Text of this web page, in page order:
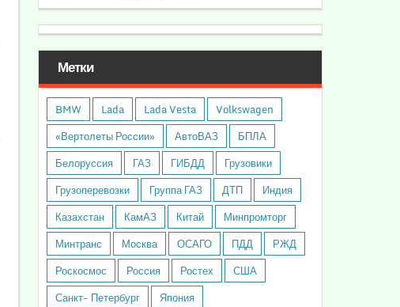
Метки
BMW Lada Lada Vesta
Volkswagen
«Вертолеты России»
АвтоВАЗ
БПЛА
Белоруссия
ГАЗ ГИБДД
Грузовики
Грузоперевозки
Группа ГАЗ ДТП
Индия
Казахстан
КамАЗ Китай
Минпромторг
Минтранс
Москва ОСАГО ПДД
РЖД
Роскосмос
Россия Ростех
США
Санкт- Петербург
Япония